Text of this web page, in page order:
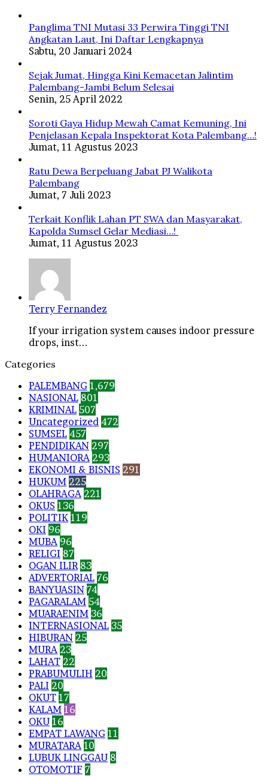
Panglima TNI Mutasi 33 Perwira Tinggi TNI
Angkatan Laut, Ini Daftar Lengkapnya
Sabtu, 20 Januari 2024
Sejak Jumat, Hingga Kini Kemacetan Jalintim
Palembang-Jambi Belum Selesai
Senin, 25 April 2022
Soroti Gaya Hidup Mewah Camat Kemuning, Ini
Penjelasan Kepala Inspektorat Kota Palembang…!
Jumat, 11 Agustus 2023
Ratu Dewa Berpeluang Jabat PJ Walikota
Palembang
Jumat, 7 Juli 2023
Terkait Konflik Lahan PT SWA dan Masyarakat,
Kapolda Sumsel Gelar Mediasi…!
Jumat, 11 Agustus 2023
Terry Fernandez
If your irrigation system causes indoor pressure
drops, inst...
Categories
PALEMBANG 1,679
NASIONAL 801
KRIMINAL 507
Uncategorized 472
SUMSEL 457
PENDIDIKAN 297
HUMANIORA 293
EKONOMI & BISNIS 291
HUKUM 225
OLAHRAGA 221
OKUS 136
POLITIK 119
OKI 96
MUBA 96
RELIGI 87
OGAN ILIR 83
ADVERTORIAL 76
BANYUASIN 74
PAGARALAM 54
MUARAENIM 36
INTERNASIONAL 35
HIBURAN 25
MURA 23
LAHAT 22
PRABUMULIH 20
PALI 20
OKUT 17
KALAM 16
OKU 16
EMPAT LAWANG 11
MURATARA 10
LUBUK LINGGAU 8
OTOMOTIF 7